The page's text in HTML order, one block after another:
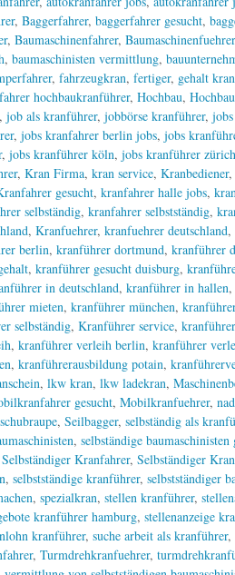
, Baggerfahrer, baggerfahrer gesucht,
, Baumaschinenfahrer, Baumaschinenfuehrer
, baumaschinisten vermittlung,
, fahrzeugkran, fertiger, gehalt
hochbaukranführer, Hochbau,
job als kranführer, jobbörse kranführer,
, jobs kranfahrer berlin jobs, jobs
, jobs kranführer köln, jobs kranführer zürich
, Kran Firma, kran service, Kranbediener,
gesucht, kranfahrer halle jobs,
selbständig, kranfahrer selbstständig,
, Kranfuehrer, kranfuehrer deutschland,
berlin, kranführer dortmund, kranführer
, kranführer gesucht duisburg,
in deutschland, kranführer in hallen,
mieten, kranführer münchen,
selbständig, Kranführer service,
, kranführer verleih berlin, kranführer
, kranführerausbildung potain,
, lkw kran, lkw ladekran,
gesucht, Mobilkranfuehrer,
schubraupe, Seilbagger, selbständig als
, selbständige baumaschinisten
Selbständiger Kranfahrer, Selbständiger
, selbstständige kranführer, selbstständiger
, spezialkran, stellen kranführer,
kranführer hamburg, stellenanzeige
kranführer, suche arbeit als kranführer,
, Turmdrehkranfuehrer,